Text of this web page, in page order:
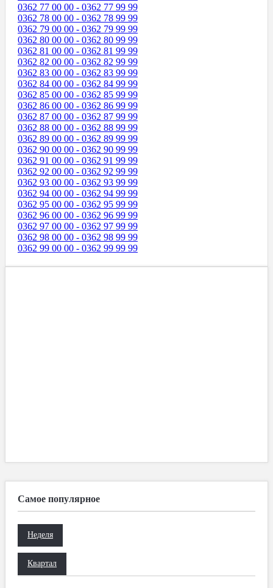
0362 77 00 00 - 0362 77 99 99
0362 78 00 00 - 0362 78 99 99
0362 79 00 00 - 0362 79 99 99
0362 80 00 00 - 0362 80 99 99
0362 81 00 00 - 0362 81 99 99
0362 82 00 00 - 0362 82 99 99
0362 83 00 00 - 0362 83 99 99
0362 84 00 00 - 0362 84 99 99
0362 85 00 00 - 0362 85 99 99
0362 86 00 00 - 0362 86 99 99
0362 87 00 00 - 0362 87 99 99
0362 88 00 00 - 0362 88 99 99
0362 89 00 00 - 0362 89 99 99
0362 90 00 00 - 0362 90 99 99
0362 91 00 00 - 0362 91 99 99
0362 92 00 00 - 0362 92 99 99
0362 93 00 00 - 0362 93 99 99
0362 94 00 00 - 0362 94 99 99
0362 95 00 00 - 0362 95 99 99
0362 96 00 00 - 0362 96 99 99
0362 97 00 00 - 0362 97 99 99
0362 98 00 00 - 0362 98 99 99
0362 99 00 00 - 0362 99 99 99
Самое популярное
Неделя
Квартал